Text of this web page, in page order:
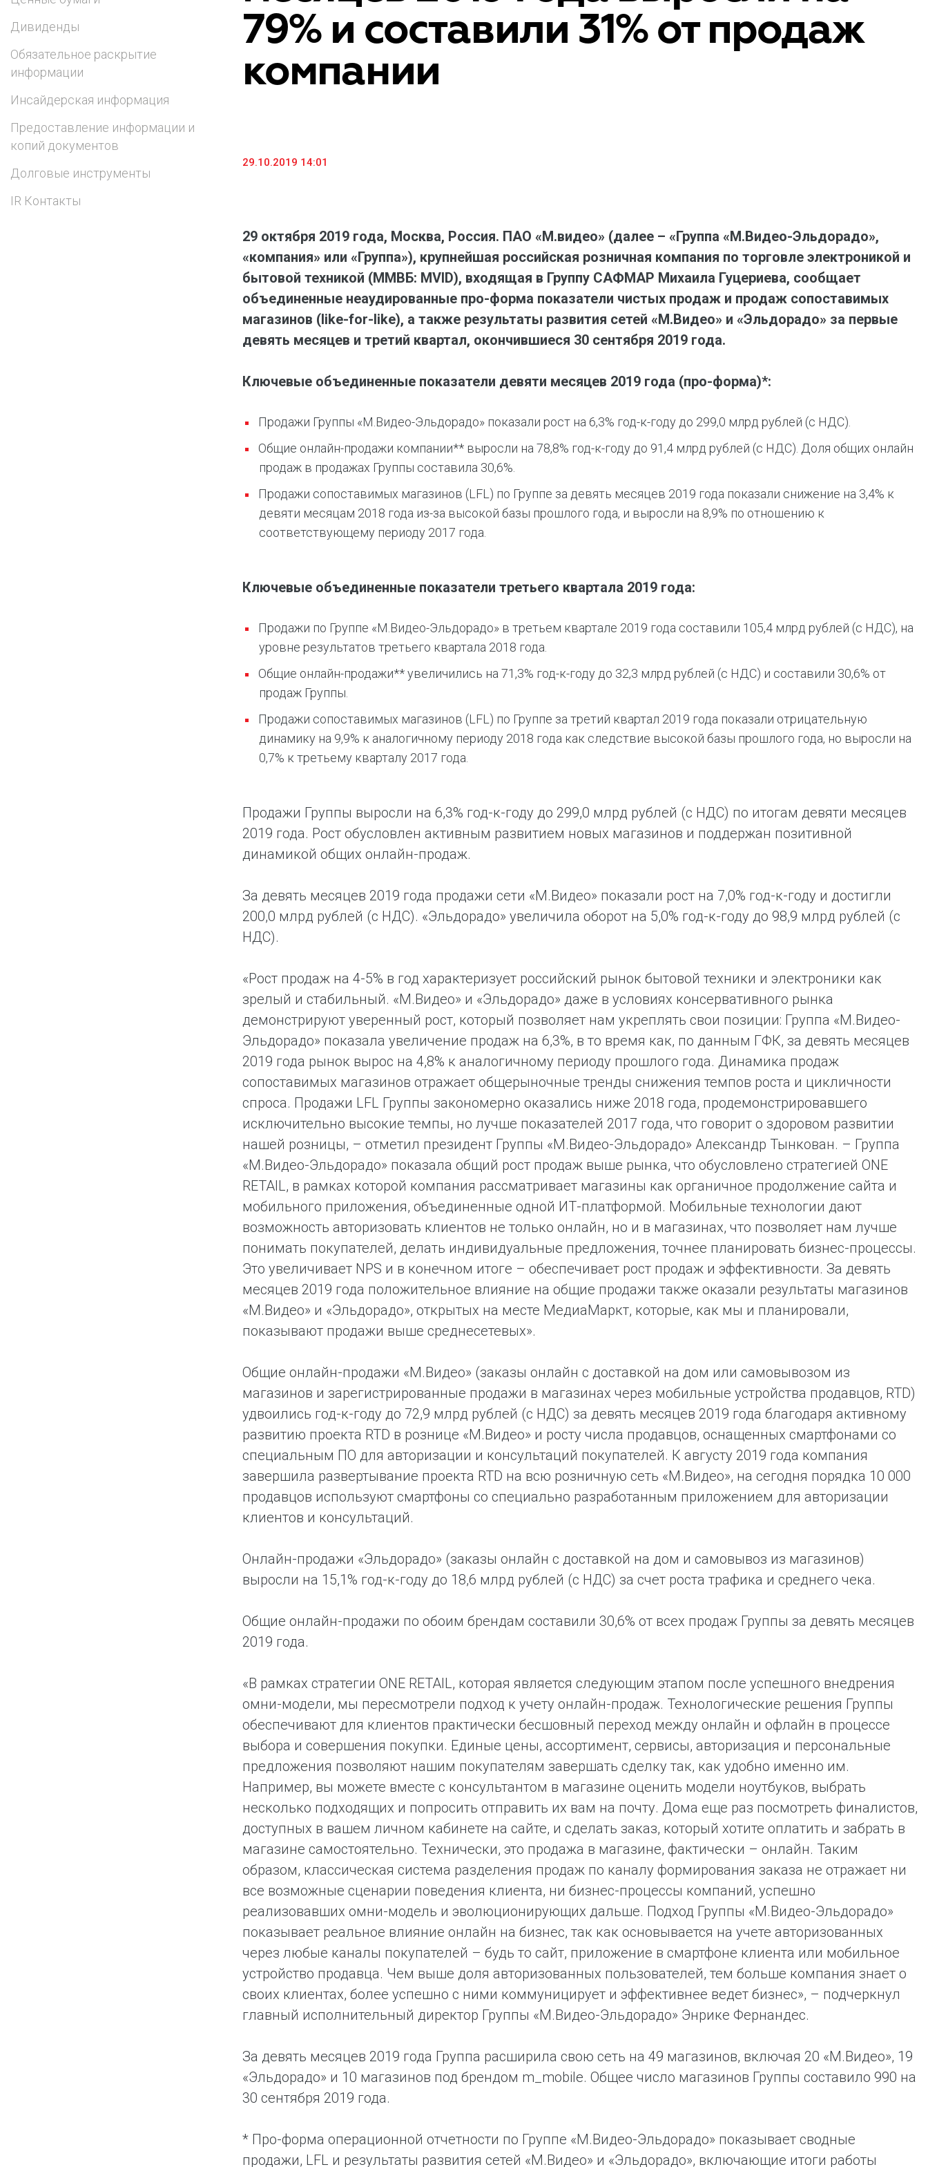
бытовой техникой и электроникой. Благодаря
максимальному ассортименту и фокусу на клиенте,
решения задач покупателей через комплементарные
категории товаров, услуг и сервисов.
Ключевая выгода бренда для потребителя -
предложение наиболее выгодной сделки при
поддержке промо-активности и доступного
ассортимента потребительской электроники и
Предоставление информации и копий
документов
Долговые инструменты
Дивиденды
Обязательное раскрытие
информации
Инсайдерская информация
Предоставление информации и
копий документов
Долговые инструменты
IR Контакты
79% и составили 31% от продаж
компании
29.10.2019 14:01
29 октября 2019 года, Москва, Россия. ПАО «М.видео» (далее – «Группа «М.Видео-Эльдорадо»,
«компания» или «Группа»), крупнейшая российская розничная компания по торговле электроникой и
бытовой техникой (ММВБ: MVID), входящая в Группу САФМАР Михаила Гуцериева, сообщает
объединенные неаудированные про-форма показатели чистых продаж и продаж сопоставимых
магазинов (like-for-like), а также результаты развития сетей «М.Видео» и «Эльдорадо» за первые
девять месяцев и третий квартал, окончившиеся 30 сентября 2019 года.
Ключевые объединенные показатели девяти месяцев 2019 года (про-форма)*:
Продажи Группы «М.Видео-Эльдорадо» показали рост на 6,3% год-к-году до 299,0 млрд рублей (с НДС).
Общие онлайн-продажи компании** выросли на 78,8% год-к-году до 91,4 млрд рублей (с НДС). Доля общих онлайн
продаж в продажах Группы составила 30,6%.
Продажи сопоставимых магазинов (LFL) по Группе за девять месяцев 2019 года показали снижение на 3,4% к
девяти месяцам 2018 года из-за высокой базы прошлого года, и выросли на 8,9% по отношению к
соответствующему периоду 2017 года.
Ключевые объединенные показатели третьего квартала 2019 года:
Продажи по Группе «М.Видео-Эльдорадо» в третьем квартале 2019 года составили 105,4 млрд рублей (с НДС), на
уровне результатов третьего квартала 2018 года.
Общие онлайн-продажи** увеличились на 71,3% год-к-году до 32,3 млрд рублей (с НДС) и составили 30,6% от
продаж Группы.
Продажи сопоставимых магазинов (LFL) по Группе за третий квартал 2019 года показали отрицательную
динамику на 9,9% к аналогичному периоду 2018 года как следствие высокой базы прошлого года, но выросли на
0,7% к третьему кварталу 2017 года.
Продажи Группы выросли на 6,3% год-к-году до 299,0 млрд рублей (с НДС) по итогам девяти месяцев
2019 года. Рост обусловлен активным развитием новых магазинов и поддержан позитивной
динамикой общих онлайн-продаж.
За девять месяцев 2019 года продажи сети «М.Видео» показали рост на 7,0% год-к-году и достигли
200,0 млрд рублей (с НДС). «Эльдорадо» увеличила оборот на 5,0% год-к-году до 98,9 млрд рублей (с
НДС).
«Рост продаж на 4-5% в год характеризует российский рынок бытовой техники и электроники как
зрелый и стабильный. «М.Видео» и «Эльдорадо» даже в условиях консервативного рынка
демонстрируют уверенный рост, который позволяет нам укреплять свои позиции: Группа «М.Видео-
Эльдорадо» показала увеличение продаж на 6,3%, в то время как, по данным ГФК, за девять месяцев
2019 года рынок вырос на 4,8% к аналогичному периоду прошлого года. Динамика продаж
сопоставимых магазинов отражает общерыночные тренды снижения темпов роста и цикличности
спроса. Продажи LFL Группы закономерно оказались ниже 2018 года, продемонстрировавшего
исключительно высокие темпы, но лучше показателей 2017 года, что говорит о здоровом развитии
нашей розницы, – отметил президент Группы «М.Видео-Эльдорадо» Александр Тынкован. – Группа
«М.Видео-Эльдорадо» показала общий рост продаж выше рынка, что обусловлено стратегией ONE
RETAIL, в рамках которой компания рассматривает магазины как органичное продолжение сайта и
мобильного приложения, объединенные одной ИТ-платформой. Мобильные технологии дают
возможность авторизовать клиентов не только онлайн, но и в магазинах, что позволяет нам лучше
понимать покупателей, делать индивидуальные предложения, точнее планировать бизнес-процессы.
Это увеличивает NPS и в конечном итоге – обеспечивает рост продаж и эффективности. За девять
месяцев 2019 года положительное влияние на общие продажи также оказали результаты магазинов
«М.Видео» и «Эльдорадо», открытых на месте МедиаМаркт, которые, как мы и планировали,
показывают продажи выше среднесетевых».
Общие онлайн-продажи «М.Видео» (заказы онлайн с доставкой на дом или самовывозом из
магазинов и зарегистрированные продажи в магазинах через мобильные устройства продавцов, RTD)
удвоились год-к-году до 72,9 млрд рублей (с НДС) за девять месяцев 2019 года благодаря активному
развитию проекта RTD в рознице «М.Видео» и росту числа продавцов, оснащенных смартфонами со
специальным ПО для авторизации и консультаций покупателей. К августу 2019 года компания
завершила развертывание проекта RTD на всю розничную сеть «М.Видео», на сегодня порядка 10 000
продавцов используют смартфоны со специально разработанным приложением для авторизации
клиентов и консультаций.
Онлайн-продажи «Эльдорадо» (заказы онлайн с доставкой на дом и самовывоз из магазинов)
выросли на 15,1% год-к-году до 18,6 млрд рублей (с НДС) за счет роста трафика и среднего чека.
Общие онлайн-продажи по обоим брендам составили 30,6% от всех продаж Группы за девять месяцев
2019 года.
«В рамках стратегии ONE RETAIL, которая является следующим этапом после успешного внедрения
омни-модели, мы пересмотрели подход к учету онлайн-продаж. Технологические решения Группы
обеспечивают для клиентов практически бесшовный переход между онлайн и офлайн в процессе
выбора и совершения покупки. Единые цены, ассортимент, сервисы, авторизация и персональные
предложения позволяют нашим покупателям завершать сделку так, как удобно именно им.
Например, вы можете вместе с консультантом в магазине оценить модели ноутбуков, выбрать
несколько подходящих и попросить отправить их вам на почту. Дома еще раз посмотреть финалистов,
доступных в вашем личном кабинете на сайте, и сделать заказ, который хотите оплатить и забрать в
магазине самостоятельно. Технически, это продажа в магазине, фактически – онлайн. Таким
образом, классическая система разделения продаж по каналу формирования заказа не отражает ни
все возможные сценарии поведения клиента, ни бизнес-процессы компаний, успешно
реализовавших омни-модель и эволюционирующих дальше. Подход Группы «М.Видео-Эльдорадо»
показывает реальное влияние онлайн на бизнес, так как основывается на учете авторизованных
через любые каналы покупателей – будь то сайт, приложение в смартфоне клиента или мобильное
устройство продавца. Чем выше доля авторизованных пользователей, тем больше компания знает о
своих клиентах, более успешно с ними коммуницирует и эффективнее ведет бизнес», – подчеркнул
главный исполнительный директор Группы «М.Видео-Эльдорадо» Энрике Фернандес.
За девять месяцев 2019 года Группа расширила свою сеть на 49 магазинов, включая 20 «М.Видео», 19
«Эльдорадо» и 10 магазинов под брендом m_mobile. Общее число магазинов Группы составило 990 на
30 сентября 2019 года.
* Про-форма операционной отчетности по Группе «М.Видео-Эльдорадо» показывает сводные
продажи, LFL и результаты развития сетей «М.Видео» и «Эльдорадо», включающие итоги работы